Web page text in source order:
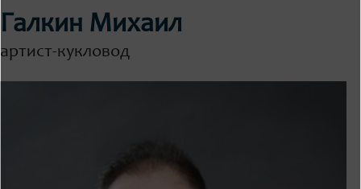
Галкин Михаил
артист-кукловод